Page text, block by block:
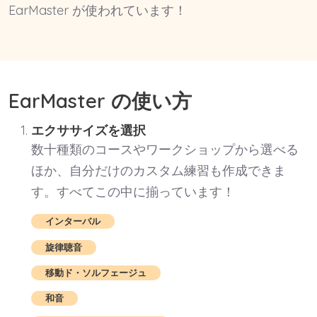
EarMaster が使われています！
EarMaster の使い方
エクササイズを選択
数十種類のコースやワークショップから選べる
ほか、自分だけのカスタム練習も作成できま
す。すべてこの中に揃っています！
インターバル
旋律聴音
移動ド・ソルフェージュ
和音